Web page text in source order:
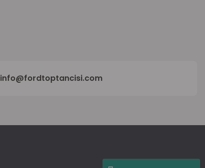
info@fordtoptancisi.com